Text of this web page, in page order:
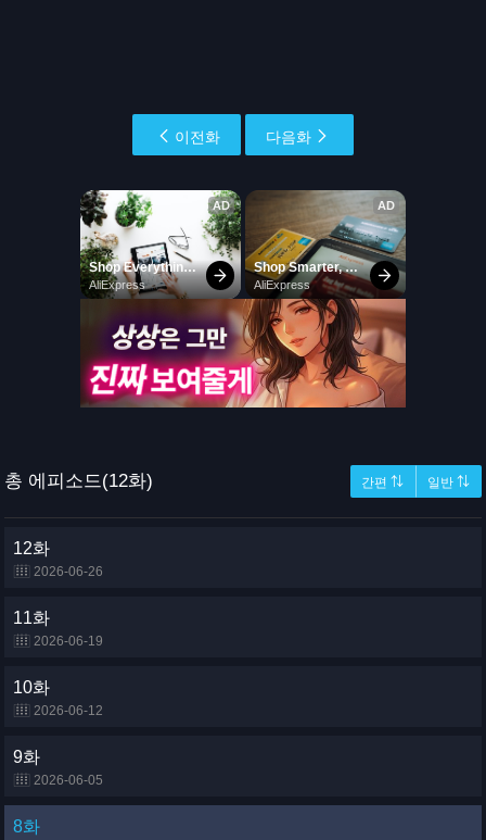
이전화 다음화
총 에피소드(12화) 간편 ⇅ 일반 ⇅
12화
2026-06-26
11화
2026-06-19
10화
2026-06-12
9화
2026-06-05
8화